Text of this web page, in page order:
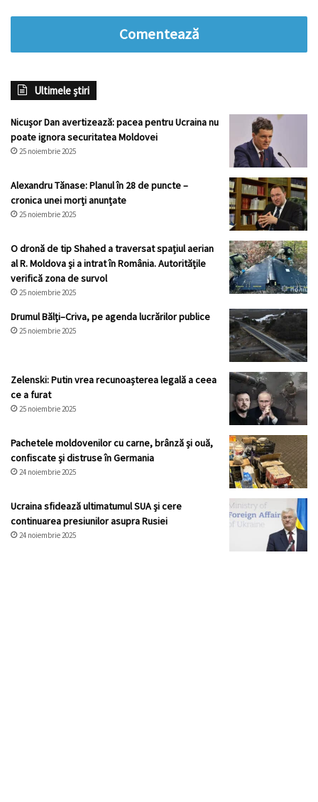
Comentează
Ultimele știri
Nicușor Dan avertizează: pacea pentru Ucraina nu
poate ignora securitatea Moldovei
25 noiembrie 2025
Alexandru Tănase: Planul în 28 de puncte –
cronica unei morți anunțate
25 noiembrie 2025
O dronă de tip Shahed a traversat spațiul aerian
al R. Moldova și a intrat în România. Autoritățile
verifică zona de survol
25 noiembrie 2025
Drumul Bălți–Criva, pe agenda lucrărilor publice
25 noiembrie 2025
Zelenski: Putin vrea recunoașterea legală a ceea
ce a furat
25 noiembrie 2025
Pachetele moldovenilor cu carne, brânză și ouă,
confiscate și distruse în Germania
24 noiembrie 2025
Ucraina sfidează ultimatumul SUA și cere
continuarea presiunilor asupra Rusiei
24 noiembrie 2025